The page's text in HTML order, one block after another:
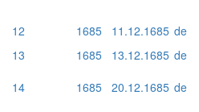
12 1685 11.12.1685 de
13
1685 13.12.1685 de
14
1685 20.12.1685 de